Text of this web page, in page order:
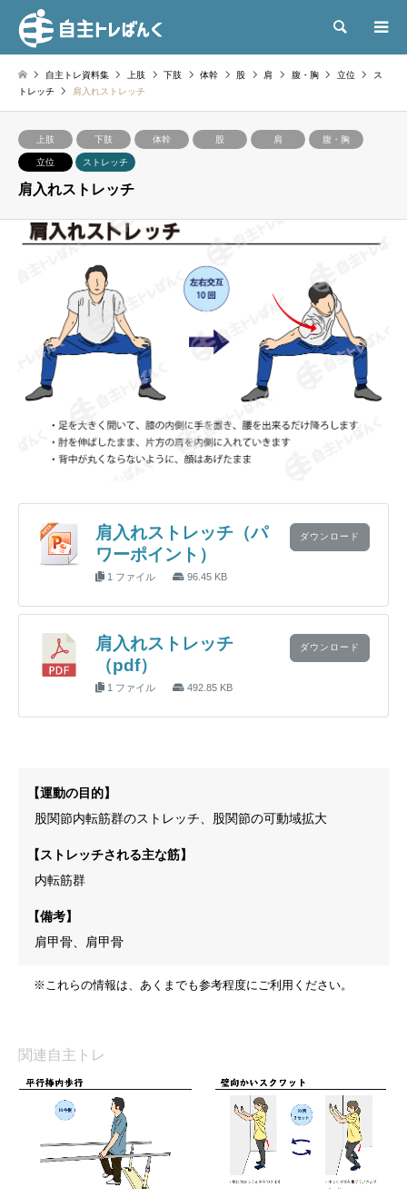
検索
自主トレ資料集 上肢 下肢 体幹 股 肩 腹・胸 立位
ス
トレッチ
肩入れストレッチ
上肢 下肢 体幹 股 肩 腹・胸
立位 ストレッチ
肩入れストレッチ
肩入れストレッチ（パ
ワーポイント）
1 ファイル 96.45 KB
ダウンロード
肩入れストレッチ
（pdf）
1 ファイル 492.85 KB
ダウンロード
【運動の目的】
股関節内転筋群のストレッチ、股関節の可動域拡大
【ストレッチされる主な筋】
内転筋群
【備考】
肩甲骨、肩甲骨
※これらの情報は、あくまでも参考程度にご利用ください。
関連自主トレ